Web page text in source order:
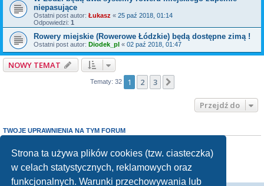
Strona ta używa plików cookies (tzw. ciasteczka)
w celach statystycznych, reklamowych oraz
funkcjonalnych. Warunki przechowywania lub
niepasujące
Ostatni post autor: Łukasz « 25 paź 2018, 01:14
Odpowiedzi: 1
Rowery miejskie (Rowerowe Łódzkie) będą dostępne zimą !
Ostatni post autor: Diodek_pl « 02 paź 2018, 01:47
NOWY TEMAT
Tematy: 32 1 2 3
Przejdź do
TWOJE UPRAWNIENIA NA TYM FORUM
Nie możesz odpowiadać w tematach
Nie możesz zmieniać swoich postów
Nie możeszusuwać swoich postów
dodawać załączników